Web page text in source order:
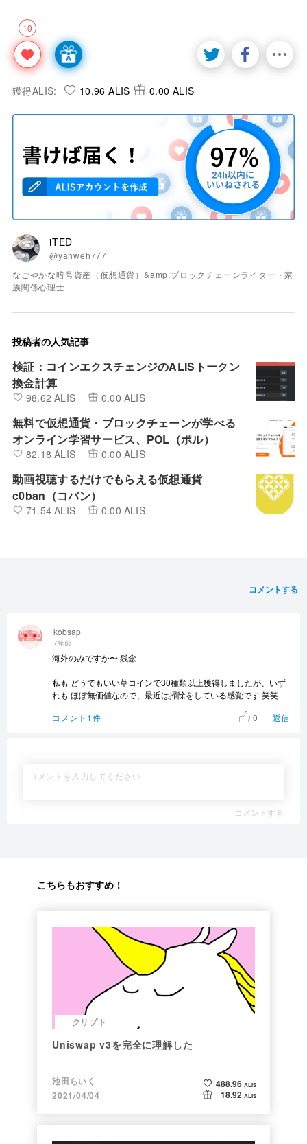
10
獲得ALIS: 10.96 ALIS 0.00 ALIS
iTED
@yahweh777
なごやかな暗号資産（仮想通貨）&amp;ブロックチェーンライター・家
族関係心理士
投稿者の人気記事
検証：コインエクスチェンジのALISトークン
換金計算
98.62 ALIS 0.00 ALIS
無料で仮想通貨・ブロックチェーンが学べる
オンライン学習サービス、POL（ポル）
82.18 ALIS 0.00 ALIS
動画視聴するだけでもらえる仮想通貨
c0ban（コバン）
71.54 ALIS 0.00 ALIS
コメントする
kobsap
7年前
海外のみですか〜 残念
私も どうでもいい草コインで30種類以上獲得しましたが、いず
れも ほぼ無価値なので、最近は掃除をしている感覚です 笑笑
コメント1件
0 返信
コメントする
こちらもおすすめ！
クリプト
Uniswap v3を完全に理解した
池田らいく
2021/04/04
488.96 ALIS
18.92 ALIS